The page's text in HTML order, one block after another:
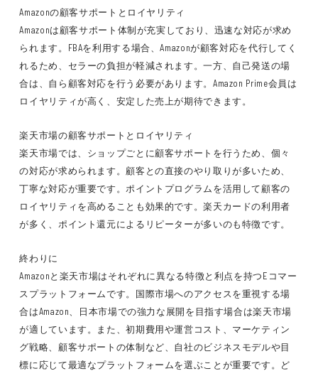
Amazonの顧客サポートとロイヤリティ
Amazonは顧客サポート体制が充実しており、迅速な対応が求め
られます。FBAを利用する場合、Amazonが顧客対応を代行してく
れるため、セラーの負担が軽減されます。一方、自己発送の場
合は、自ら顧客対応を行う必要があります。Amazon Prime会員は
ロイヤリティが高く、安定した売上が期待できます。
楽天市場の顧客サポートとロイヤリティ
楽天市場では、ショップごとに顧客サポートを行うため、個々
の対応が求められます。顧客との直接のやり取りが多いため、
丁寧な対応が重要です。ポイントプログラムを活用して顧客の
ロイヤリティを高めることも効果的です。楽天カードの利用者
が多く、ポイント還元によるリピーターが多いのも特徴です。
終わりに
Amazonと楽天市場はそれぞれに異なる特徴と利点を持つEコマー
スプラットフォームです。国際市場へのアクセスを重視する場
合はAmazon、日本市場での強力な展開を目指す場合は楽天市場
が適しています。また、初期費用や運営コスト、マーケティン
グ戦略、顧客サポートの体制など、自社のビジネスモデルや目
標に応じて最適なプラットフォームを選ぶことが重要です。ど